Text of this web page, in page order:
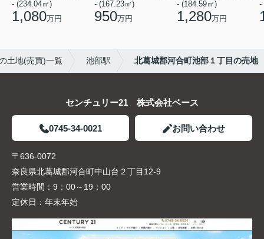
- (234.04㎡)
1,080万円
- (167.23㎡)
950万円
- (184.59㎡)
1,280万円
-
土地(売買)一覧 池部駅 北葛城郡河合町池部１丁目の売地
センチュリー21 株式会社ベース
0745-34-0021 お問い合わせ
〒636-0072
奈良県北葛城郡河合町中山台２丁目12-9
営業時間： 9：00～19：00
定休日： 年末年始